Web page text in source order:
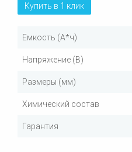
Купить в 1 клик
Емкость (А*ч)
Напряжение (В)
Размеры (мм)
Химический состав
Гарантия